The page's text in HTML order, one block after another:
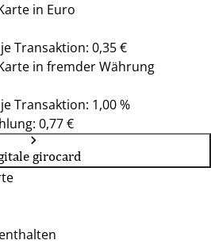
in Euro
Transaktion: 0,35 €
in fremder Währung
Transaktion: 1,00 %
0,77 €
girocard